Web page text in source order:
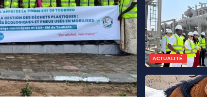
ACTUALITÉ